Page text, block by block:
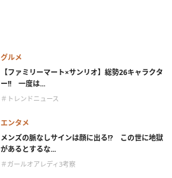
グルメ
【ファミリーマート×サンリオ】総勢26キャラクタ
ー!! 一度は...
＃トレンドニュース
エンタメ
メンズの脈なしサインは顔に出る!? この世に地獄
があるとするな...
＃ガールオアレディ3考察